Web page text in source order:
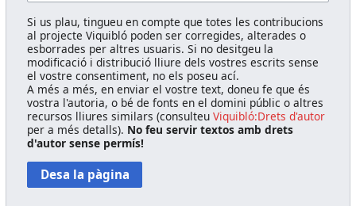
Si us plau, tingueu en compte que totes les contribucions
al projecte Viquibló poden ser corregides, alterades o
esborrades per altres usuaris. Si no desitgeu la
modificació i distribució lliure dels vostres escrits sense
el vostre consentiment, no els poseu ací.
A més a més, en enviar el vostre text, doneu fe que és
vostra l'autoria, o bé de fonts en el domini públic o altres
recursos lliures similars (consulteuViquibló:Drets d'autor
per a més detalls). No feu servir textos amb drets
d'autor sense permís!